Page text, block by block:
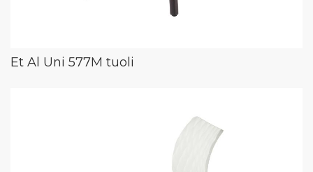
Et Al Uni 577M tuoli